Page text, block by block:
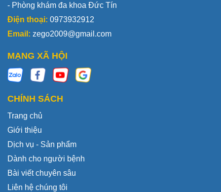
- Phòng khám đa khoa Đức Tín
Điện thoại: 0973932912
Email: zego2009@gmail.com
MẠNG XÃ HỘI
CHÍNH SÁCH
Trang chủ
Giới thiệu
Dịch vụ - Sản phẩm
Dành cho người bệnh
Bài viết chuyên sâu
Liên hệ chúng tôi